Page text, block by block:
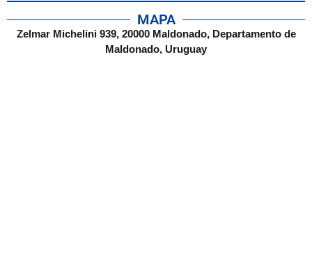
MAPA
Zelmar Michelini 939, 20000 Maldonado, Departamento de
Maldonado, Uruguay